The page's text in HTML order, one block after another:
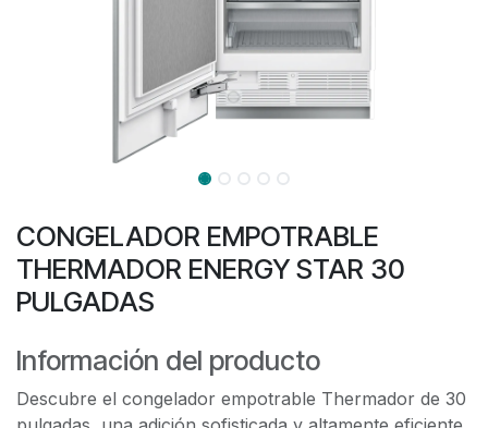
CONGELADOR EMPOTRABLE
THERMADOR ENERGY STAR 30
PULGADAS
Información del producto
Descubre el congelador empotrable Thermador de 30